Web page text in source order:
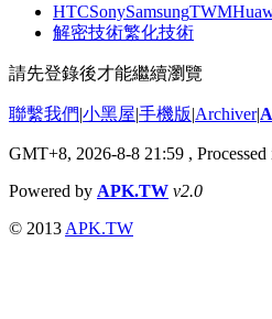
HTCSonySamsungTWM
解密技術繁化技術
請先登錄後才能繼續瀏覽
聯繫我們|小黑屋|手機版|Archiver|
GMT+8, 2026-8-8 21:59 ,
Powered by APK.TW v2.0
© 2013 APK.TW